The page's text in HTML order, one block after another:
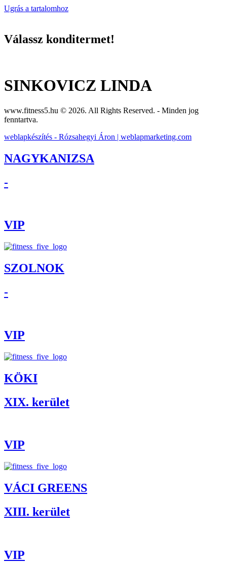
Ugrás a tartalomhoz
Válassz konditermet!
SINKOVICZ LINDA
www.fitness5.hu © 2026. All Rights Reserved. - Minden jog
fenntartva.
weblapkészítés - Rózsahegyi Áron | weblapmarketing.com
NAGYKANIZSA
-
VIP
SZOLNOK
-
VIP
KÖKI
XIX. kerület
VIP
VÁCI GREENS
XIII. kerület
VIP